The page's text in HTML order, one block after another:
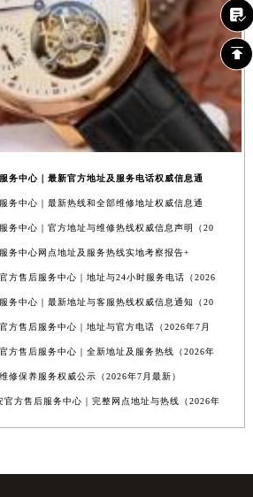
务中心｜最新官方地址及服务电话权威信息通
务中心｜最新热线和全部维修地址权威信息通
务中心｜官方地址与维修热线权威信息声明（20
务中心网点地址及服务热线实地考察报告+
方售后服务中心｜地址与24小时服务电话（2026
务中心｜最新地址与客服热线权威信息通知（20
方售后服务中心｜地址与官方电话（2026年7月
方售后服务中心｜全新地址及服务热线（2026年
修保养服务权威公示（2026年7月最新）
官方售后服务中心｜完整网点地址与热线（2026年